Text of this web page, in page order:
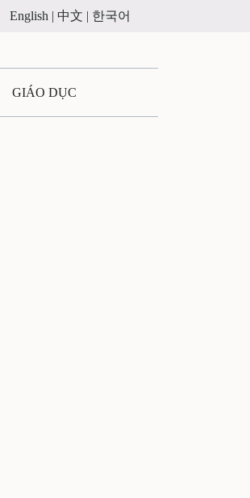
English | 中文 | 한국어
GIÁO DỤC